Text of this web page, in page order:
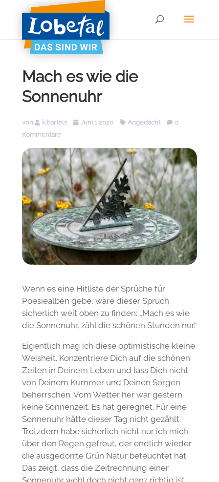
Mach es wie die
Sonnenuhr
von k.bartels Juni 1 2020 Angedacht
0
Kommentare
Wenn es eine Hitliste der Sprüche für
Poesiealben gebe, wäre dieser Spruch
sicherlich weit oben zu finden: „Mach es wie
die Sonnenuhr, zähl die schönen Stunden nur.“
Eigentlich mag ich diese optimistische kleine
Weisheit. Konzentriere Dich auf die schönen
Zeiten in Deinem Leben und lass Dich nicht
von Deinem Kummer und Deinen Sorgen
beherrschen. Vom Wetter her war gestern
keine Sonnenzeit. Es hat geregnet. Für eine
Sonnenuhr hätte dieser Tag nicht gezählt.
Trotzdem habe sicherlich nicht nur ich mich
über den Regen gefreut, der endlich wieder
die ausgedorrte Grün Natur befeuchtet hat.
Das zeigt, dass die Zeitrechnung einer
Sonnenuhr wohl doch nicht ganz richtig ist.